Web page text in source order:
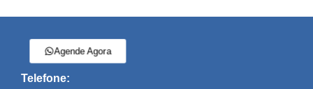
Agende Agora
Telefone: